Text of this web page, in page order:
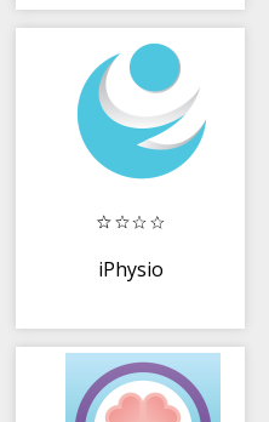
iPhysio